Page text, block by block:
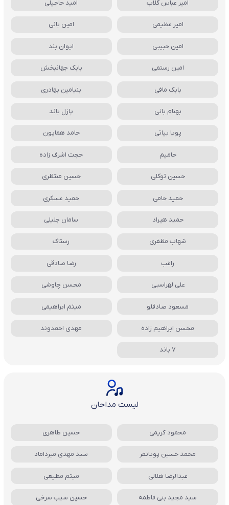
امیر عباس گلاب امید حاجیلی
امیر عظیمی امین بانی
امین حبیبی ایوان بند
امین رستمی بابک جهانبخش
بابک مافی بنیامین بهادری
بهنام بانی پازل باند
پویا بیاتی حامد همایون
حامیم حجت اشرف زاده
حسین توکلی حسین منتظری
حمید حامی حمید عسکری
حمید هیراد سامان جلیلی
شهاب مظفری رستاک
راغب رضا صادقی
علی لهراسبی محسن چاوشی
مسعود صادقلو میثم ابراهیمی
محسن ابراهیم زاده مهدی احمدوند
7 باند
لیست مداحان
محمود کریمی حسین طاهری
محمد حسین پویانفر سید مهدی میرداماد
عبدالرضا هلالی میثم مطیعی
سید مجید بنی فاطمه حسین سیب سرخی